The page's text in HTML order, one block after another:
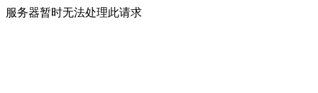
服务器暂时无法处理此请求